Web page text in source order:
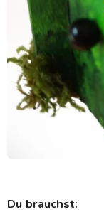
Du brauchst: